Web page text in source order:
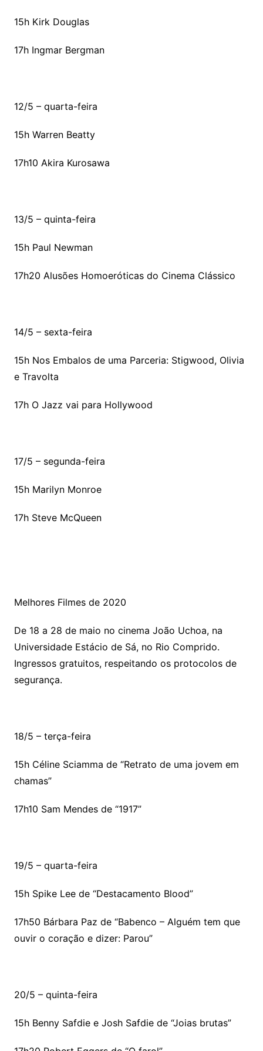
15h Kirk Douglas
17h Ingmar Bergman
12/5 – quarta-feira
15h Warren Beatty
17h10 Akira Kurosawa
13/5 – quinta-feira
15h Paul Newman
17h20 Alusões Homoeróticas do Cinema Clássico
14/5 – sexta-feira
15h Nos Embalos de uma Parceria: Stigwood, Olivia
e Travolta
17h O Jazz vai para Hollywood
17/5 – segunda-feira
15h Marilyn Monroe
17h Steve McQueen
Melhores Filmes de 2020
De 18 a 28 de maio no cinema João Uchoa, na
Universidade Estácio de Sá, no Rio Comprido.
Ingressos gratuitos, respeitando os protocolos de
segurança.
18/5 – terça-feira
15h Céline Sciamma de “Retrato de uma jovem em
chamas”
17h10 Sam Mendes de “1917”
19/5 – quarta-feira
15h Spike Lee de “Destacamento Blood”
17h50 Bárbara Paz de “Babenco – Alguém tem que
ouvir o coração e dizer: Parou”
20/5 – quinta-feira
15h Benny Safdie e Josh Safdie de “Joias brutas”